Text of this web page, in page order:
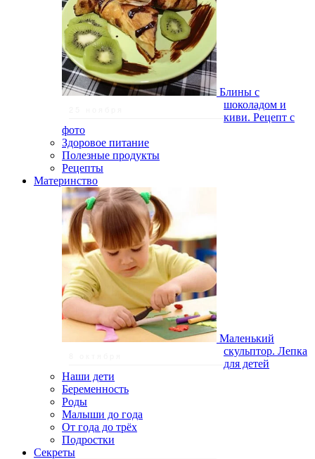
Блины с
шоколадом и
киви. Рецепт с
фото
Здоровое питание
Полезные продукты
Рецепты
Материнство
Маленький
скульптор. Лепка
для детей
Наши дети
Беременность
Роды
Малыши до года
От года до трёх
Подростки
Секреты